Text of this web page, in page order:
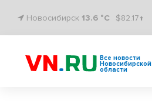
Новосибирск 13.6 °C $82.17↑
Все новости
Новосибирской
области